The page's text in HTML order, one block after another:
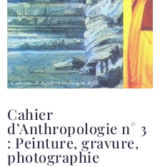
Cahier
d’Anthropologie n° 3
: Peinture, gravure,
photographie